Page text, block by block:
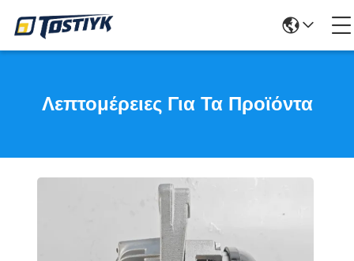
Λεπτομέρειες Για Τα Προϊόντα